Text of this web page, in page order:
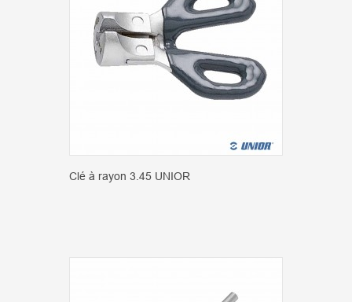
Clé à rayon 3.45 UNIOR